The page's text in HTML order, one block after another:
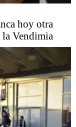
hoy otra
Vendimia